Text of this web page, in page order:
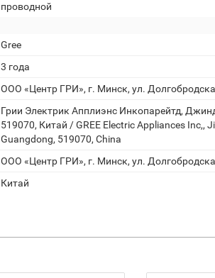
проводной
Gree
3 года
ООО «Центр ГРИ», г. Минск, ул.
Грии Электрик Апплиэнс Инкопарейтд,
519070, Китай / GREE Electric Appliances Inc,,
Guangdong, 519070, China
ООО «Центр ГРИ», г. Минск, ул.
Китай